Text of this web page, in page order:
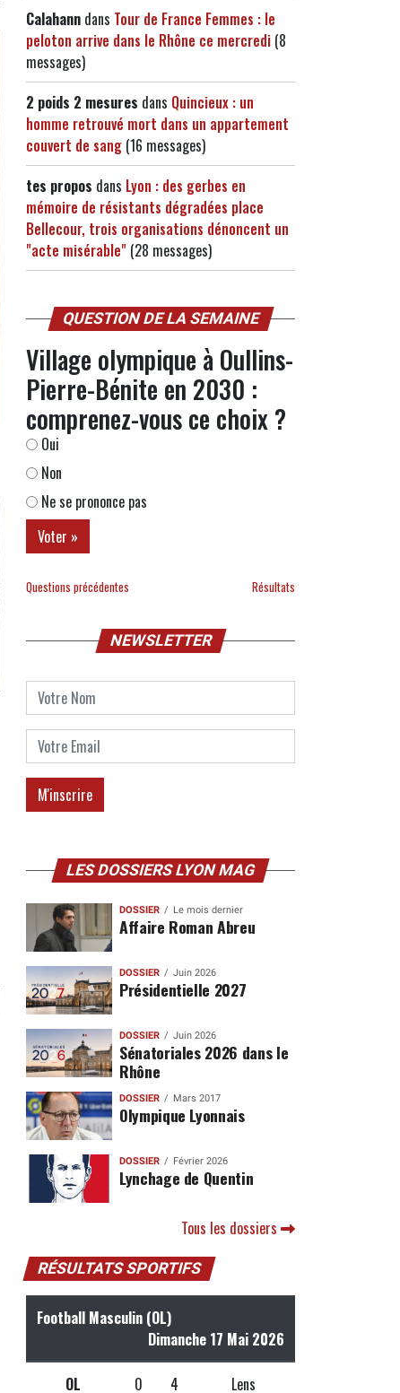
Calahann dans Tour de France Femmes : le
peloton arrive dans le Rhône ce mercredi (8
messages)
2 poids 2 mesures dans Quincieux : un
homme retrouvé mort dans un appartement
couvert de sang (16 messages)
tes propos dans Lyon : des gerbes en
mémoire de résistants dégradées place
Bellecour, trois organisations dénoncent un
"acte misérable" (28 messages)
QUESTION DE LA SEMAINE
Village olympique à Oullins-
Pierre-Bénite en 2030 :
comprenez-vous ce choix ?
Oui
Non
Ne se prononce pas
Questions précédentes Résultats
NEWSLETTER
LES DOSSIERS LYON MAG
DOSSIER Le mois dernier
Affaire Roman Abreu
DOSSIER Juin 2026
Présidentielle 2027
DOSSIER Juin 2026
Sénatoriales 2026 dans le
Rhône
DOSSIER Mars 2017
Olympique Lyonnais
DOSSIER Février 2026
Lynchage de Quentin
Tous les dossiers
RÉSULTATS SPORTIFS
Football Masculin (OL)
Dimanche 17 Mai 2026
OL 0 4 Lens